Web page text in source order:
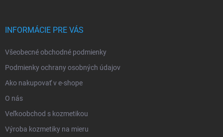
INFORMÁCIE PRE VÁS
Všeobecné obchodné podmienky
Podmienky ochrany osobných údajov
Ako nakupovať v e-shope
O nás
Veľkoobchod s kozmetikou
Výroba kozmetiky na mieru